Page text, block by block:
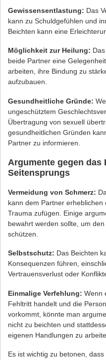
Gewissensentlastung: Das
kann zu Schuldgefühlen und
Beichten kann eine
Möglichkeit zur Heilung:
beide Partner eine
arbeiten, ihre Bindung zu
aufzubauen.
Gesundheitliche Gründe:
ungeschütztem
Übertragung von sexuell
gesundheitlichen Gründen
Partner zu informieren.
Argumente gegen das
Seitensprungs
Vermeidung von Schmerz:
kann dem Partner
Trauma zufügen. Einige
bewahrt werden sollte, um
schützen.
Selbstschutz: Das Beichten
Konsequenzen führen,
Vertrauensverlust oder
Einmalige Verfehlung: Wenn
Fehltritt handelt und die
vorkommt, könnte man
nicht zu beichten und
eigenen Handlungen zu
Es ist wichtig zu betonen,